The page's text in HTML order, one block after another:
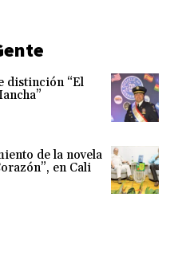
distinción “El
de la novela
en Cali